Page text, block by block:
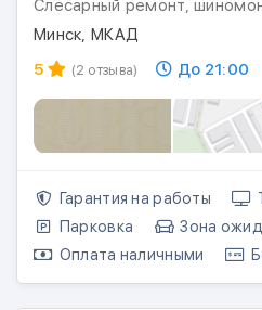
Слесарный ремонт,
Минск, МКАД
5
(2 отзыва) До 21:00
Гарантия на работы
Парковка
Зона
Оплата наличными